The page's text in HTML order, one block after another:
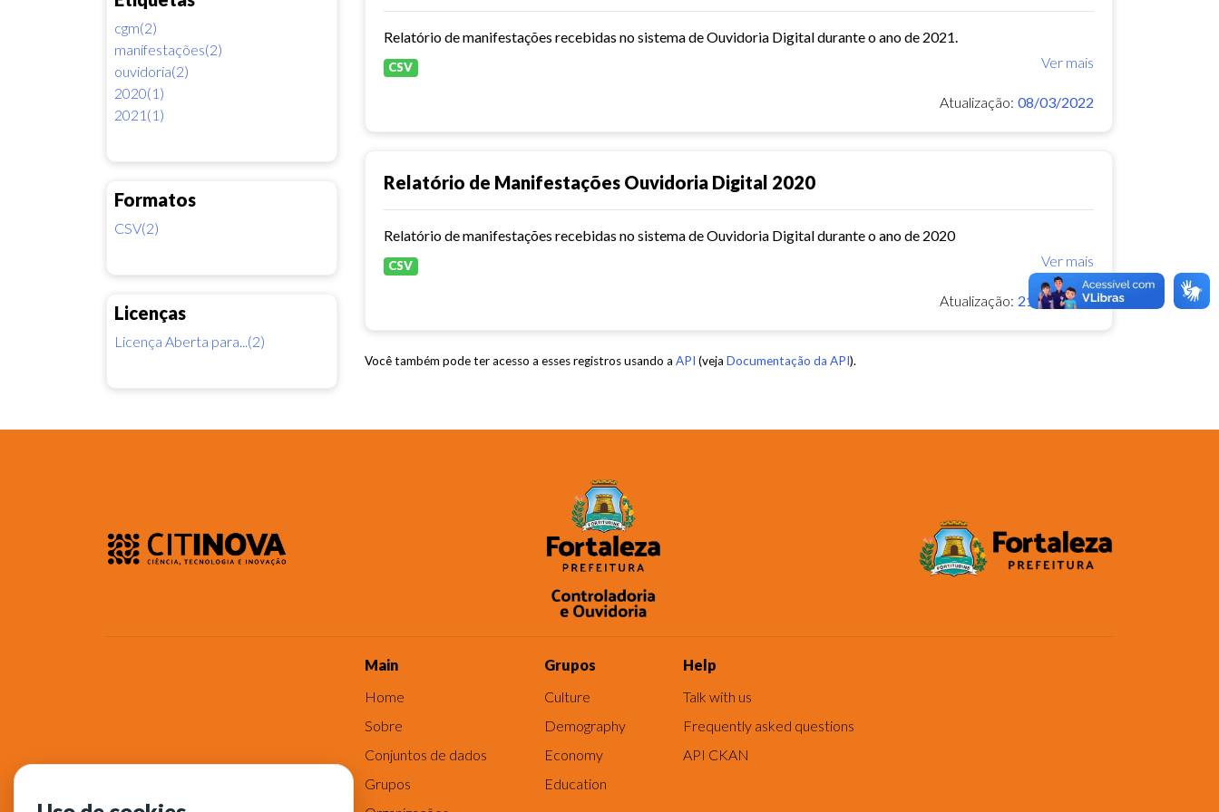
cgm(2)
manifestações(2)
ouvidoria(2)
2020(1)
2021(1)
Formatos
CSV(2)
Licenças
Licença Aberta para...(2)
Relatório de manifestações recebidas no sistema de Ouvidoria Digital durante o ano de 2021.
Ver mais
CSV
Atualização: 08/03/2022
Relatório de Manifestações Ouvidoria Digital 2020
Relatório de manifestações recebidas no sistema de Ouvidoria Digital durante o ano de 2020
Ver mais
CSV
Atualização: 21/02/2022
Você também pode ter acesso a esses registros usando a API (veja Documentação da API).
Main
Home
Sobre
Conjuntos de dados
Grupos
Grupos
Culture
Demography
Economy
Education
Help
Talk with us
Frequently asked questions
API CKAN